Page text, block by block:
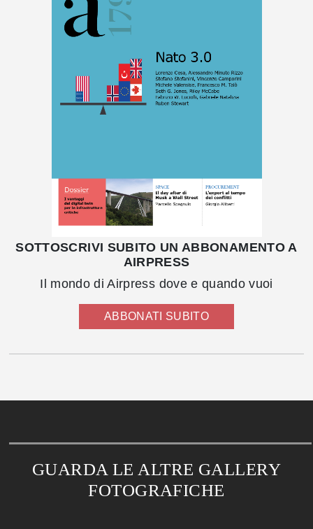
SOTTOSCRIVI SUBITO UN ABBONAMENTO A
AIRPRESS
Il mondo di Airpress dove e quando vuoi
ABBONATI SUBITO
GUARDA LE ALTRE GALLERY
FOTOGRAFICHE